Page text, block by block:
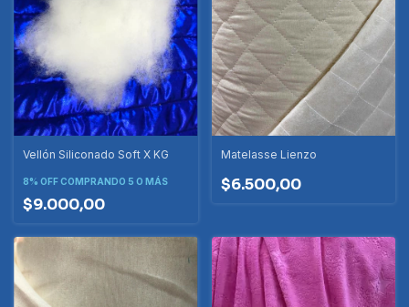
Vellón Siliconado Soft X KG
8% OFFCOMPRANDO 5 O MÁS
$9.000,00
Matelasse Lienzo
$6.500,00